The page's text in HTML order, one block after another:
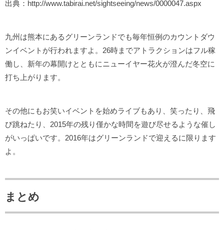
出典：http://www.tabirai.net/sightseeing/news/0000047.aspx
九州は熊本にあるグリーンランドでも毎年恒例のカウントダウ
ンイベントが行われますよ。26時までアトラクションはフル稼
働し、新年の幕開けとともにニューイヤー花火が澄んだ冬空に
打ち上がります。
その他にもお笑いイベントを始めライブもあり、笑ったり、飛
び跳ねたり、2015年の残り僅かな時間を遊び尽せるような催し
がいっぱいです。2016年はグリーンランドで迎えるに限ります
よ。
まとめ